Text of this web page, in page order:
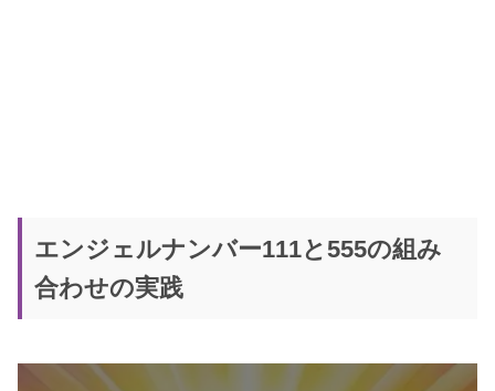
エンジェルナンバー111と555の組み
合わせの実践